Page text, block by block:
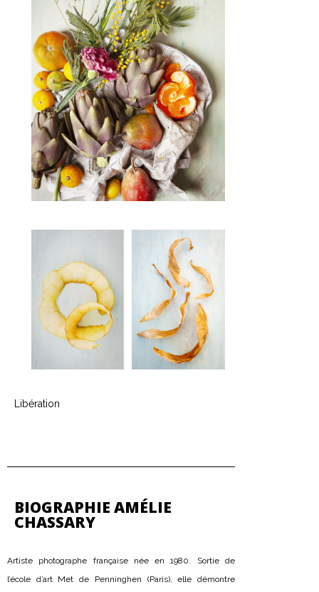
Libération
BIOGRAPHIE AMÉLIE
CHASSARY
Artiste photographe française née en 1980. Sortie de
l’école d’art Met de Penninghen (Paris), elle démontre